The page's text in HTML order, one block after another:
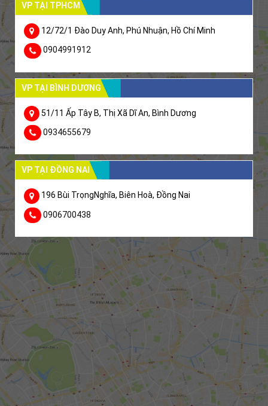
VP TẠI TPHCM
12/72/1 Đào Duy Anh, Phú Nhuận, Hồ Chí Minh
0904991912
VP TẠI BÌNH DƯƠNG
51/11 Ấp Tây B, Thị Xã Dĩ An, Bình Dương
0934655679
VP TẠI ĐỒNG NAI
196 Bùi TrọngNghĩa, Biên Hoà, Đồng Nai
0906700438